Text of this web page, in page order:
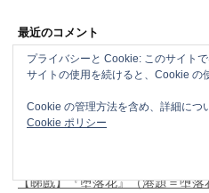
最近のコメント
【睇戲】毒舌大狀に【睇戲】破
【睇戲】九龍城寨之圍城
【睇戲】『堕落花』（港題＝墮
プライバシーと Cookie: このサイト
サイトの使用を続けると、Cookie の
Cookie の管理方法を含め、詳細につ
Cookie ポリシー